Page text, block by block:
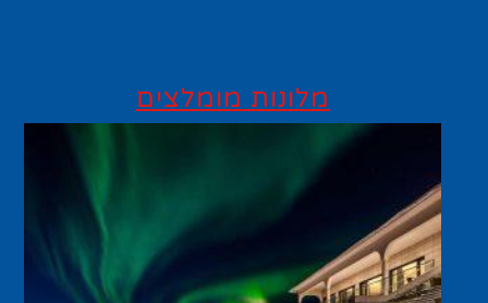
מלונות מומלצים